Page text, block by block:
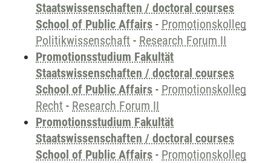
Staatswissenschaften / doctoral courses
School of Public Affairs - Promotionskolleg
Politikwissenschaft - Research Forum II
Promotionsstudium Fakultät
Staatswissenschaften / doctoral courses
School of Public Affairs - Promotionskolleg
Recht - Research Forum II
Promotionsstudium Fakultät
Staatswissenschaften / doctoral courses
School of Public Affairs - Promotionskolleg